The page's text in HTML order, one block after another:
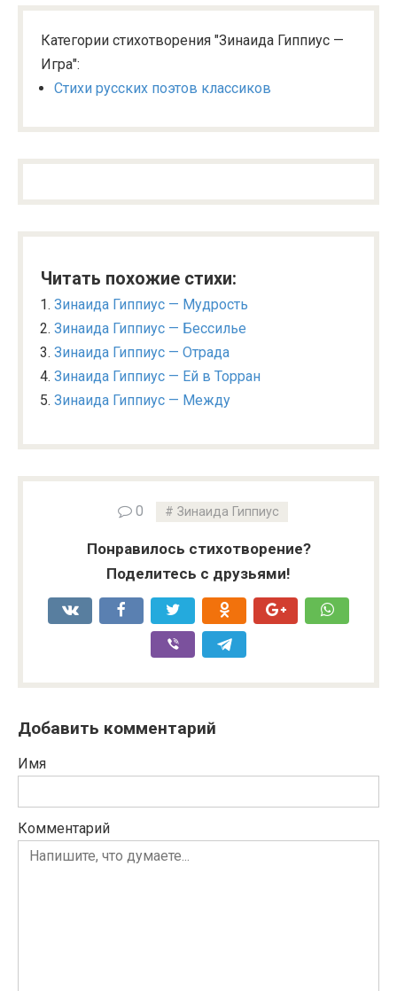
Категории стихотворения "Зинаида Гиппиус —
Игра":
Стихи русских поэтов классиков
Читать похожие стихи:
Зинаида Гиппиус — Мудрость
Зинаида Гиппиус — Бессилье
Зинаида Гиппиус — Отрада
Зинаида Гиппиус — Ей в Торран
Зинаида Гиппиус — Между
0 Зинаида Гиппиус
Понравилось стихотворение?
Поделитесь с друзьями!
Добавить комментарий
Имя
Комментарий